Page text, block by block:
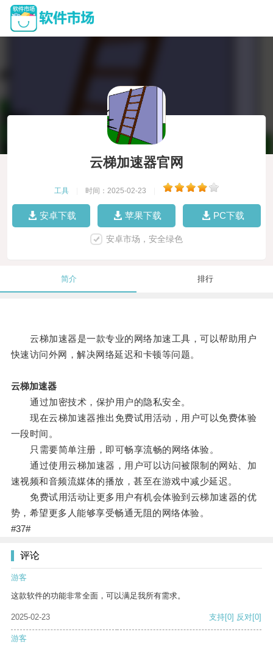
云梯加速器官网
工具 时间：2025-02-23
安卓下载 苹果下载 PC下载
安卓市场，安全绿色
简介 排行
云梯加速器是一款专业的网络加速工具，可以帮助用户
快速访问外网，解决网络延迟和卡顿等问题。
云梯加速器
通过加密技术，保护用户的隐私安全。
现在云梯加速器推出免费试用活动，用户可以免费体验
一段时间。
只需要简单注册，即可畅享流畅的网络体验。
通过使用云梯加速器，用户可以访问被限制的网站、加
速视频和音频流媒体的播放，甚至在游戏中减少延迟。
免费试用活动让更多用户有机会体验到云梯加速器的优
势，希望更多人能够享受畅通无阻的网络体验。
#37#
评论
游客
这款软件的功能非常全面，可以满足我所有需求。
2025-02-23 支持[0] 反对[0]
游客